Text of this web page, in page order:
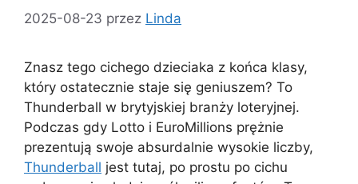
2025-08-23 przez Linda
Znasz tego cichego dzieciaka z końca klasy,
który ostatecznie staje się geniuszem? To
Thunderball w brytyjskiej branży loteryjnej.
Podczas gdy Lotto i EuroMillions prężnie
prezentują swoje absurdalnie wysokie liczby,
Thunderball jest tutaj, po prostu po cichu